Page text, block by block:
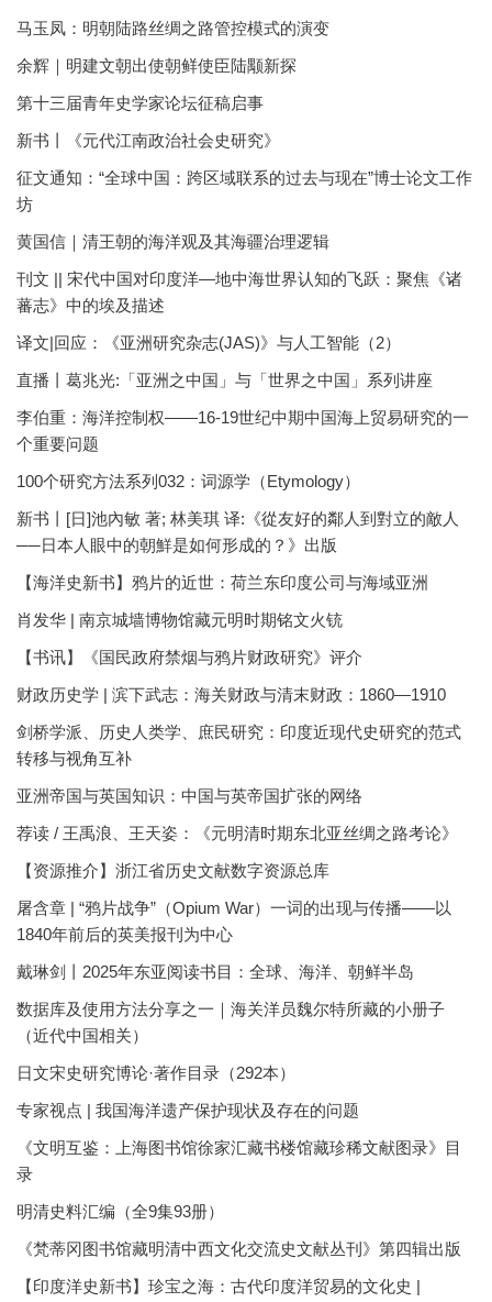
马玉凤：明朝陆路丝绸之路管控模式的演变
余辉｜明建文朝出使朝鲜使臣陆颙新探
第十三届青年史学家论坛征稿启事
新书丨《元代江南政治社会史研究》
征文通知：“全球中国：跨区域联系的过去与现在”博士论文工作
坊
黄国信｜清王朝的海洋观及其海疆治理逻辑
刊文 || 宋代中国对印度洋—地中海世界认知的飞跃：聚焦《诸
蕃志》中的埃及描述
译文|回应：《亚洲研究杂志(JAS)》与人工智能（2）
直播丨葛兆光:「亚洲之中国」与「世界之中国」系列讲座
李伯重：海洋控制权——16-19世纪中期中国海上贸易研究的一
个重要问题
100个研究方法系列032：词源学（Etymology）
新书丨[日]池內敏 著; 林美琪 译:《從友好的鄰人到對立的敵人
──日本人眼中的朝鮮是如何形成的？》出版
【海洋史新书】鸦片的近世：荷兰东印度公司与海域亚洲
肖发华 | 南京城墙博物馆藏元明时期铭文火铳
【书讯】《国民政府禁烟与鸦片财政研究》评介
财政历史学 | 滨下武志：海关财政与清末财政：1860—1910
剑桥学派、历史人类学、庶民研究：印度近现代史研究的范式
转移与视角互补
亚洲帝国与英国知识：中国与英帝国扩张的网络
荐读 / 王禹浪、王天姿：《元明清时期东北亚丝绸之路考论》
【资源推介】浙江省历史文献数字资源总库
屠含章 | “鸦片战争”（Opium War）一词的出现与传播——以
1840年前后的英美报刊为中心
戴琳剑丨2025年东亚阅读书目：全球、海洋、朝鲜半岛
数据库及使用方法分享之一｜海关洋员魏尔特所藏的小册子
（近代中国相关）
日文宋史研究博论·著作目录（292本）
专家视点 | 我国海洋遗产保护现状及存在的问题
《文明互鉴：上海图书馆徐家汇藏书楼馆藏珍稀文献图录》目
录
明清史料汇编（全9集93册）
《梵蒂冈图书馆藏明清中西文化交流史文献丛刊》第四辑出版
【印度洋史新书】珍宝之海：古代印度洋贸易的文化史 |